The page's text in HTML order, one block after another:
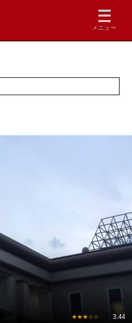
メニュー
★★★☆☆ 3.44